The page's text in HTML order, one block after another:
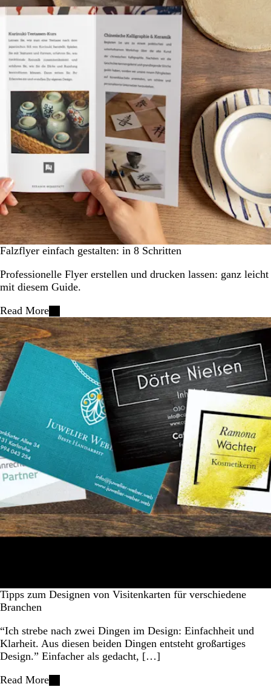
Falzflyer einfach gestalten: in 8 Schritten
Professionelle Flyer erstellen und drucken lassen: ganz leicht
mit diesem Guide.
Read More
Tipps zum Designen von Visitenkarten für verschiedene
Branchen
“Ich strebe nach zwei Dingen im Design: Einfachheit und
Klarheit. Aus diesen beiden Dingen entsteht großartiges
Design.” Einfacher als gedacht, […]
Read More